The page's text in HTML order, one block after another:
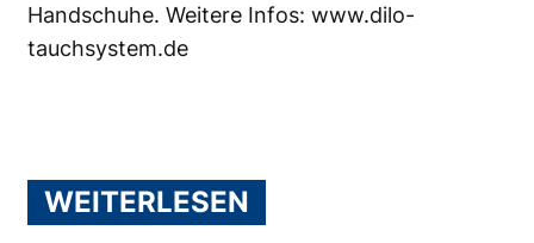
Handschuhe. Weitere Infos: www.dilo-
tauchsystem.de
WEITERLESEN